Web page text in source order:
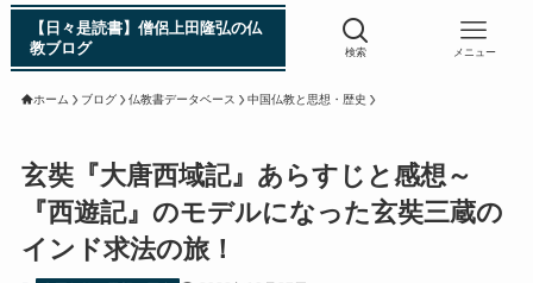
浄土真宗入門 親鸞伝
シン日本仏教史
【日々是読書】僧侶上田隆弘の仏
教ブログ
検索 メニュー
ホーム ブログ 仏教書データベース 中国仏教と思想・歴史
玄奘『大唐西域記』あらすじと感想～
『西遊記』のモデルになった玄奘三蔵の
インド求法の旅！